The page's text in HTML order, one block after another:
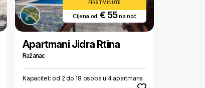
FIRST MINUTE
Cijena od € 55na noć
Apartmani Jidra Rtina
Ražanac
Kapacitet: od 2 do 18 osoba u 4 apartmana